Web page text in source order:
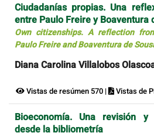
Ciudadanías propias. Una
entre Paulo Freire y Boaventura
Own citizenships. A reflection
Paulo Freire and Boaventura de
Diana Carolina Villalobos
Vistas de resúmen 570 | Vistas de
Bioeconomía. Una revisión y
desde la bibliometría